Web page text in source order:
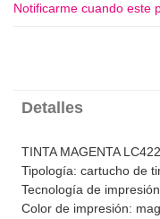
Notificarme cuando este
Detalles
TINTA MAGENTA
Tipología: cartucho de
Tecnología de
Color de impresión: